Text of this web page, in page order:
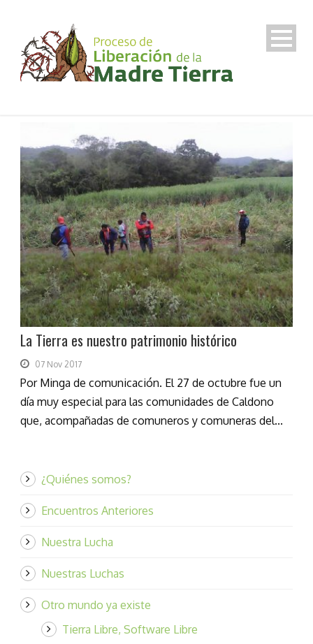
La Tierra es nuestro patrimonio histórico
07 Nov 2017
Por Minga de comunicación. El 27 de octubre fue un
día muy especial para las comunidades de Caldono
que, acompañadas de comuneros y comuneras del...
¿Quiénes somos?
Encuentros Anteriores
Nuestra Lucha
Nuestras Luchas
Otro mundo ya existe
Tierra Libre, Software Libre